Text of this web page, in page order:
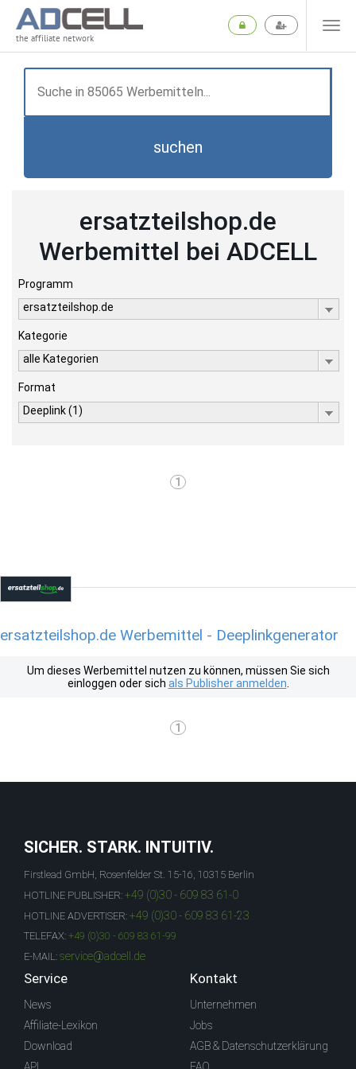
the affiliate network
suchen
ersatzteilshop.de
Werbemittel bei ADCELL
Programm
ersatzteilshop.de
Kategorie
alle Kategorien
Format
Deeplink (1)
1
ersatzteilshop.de Werbemittel - Deeplinkgenerator
Um dieses Werbemittel nutzen zu können, müssen Sie sich
einloggen oder sich als Publisher anmelden
1
SICHER. STARK. INTUITIV.
Firstlead GmbH, Rosenfelder St. 15-16, 10315 Berlin
HOTLINE PUBLISHER: +49 (0)30 - 609 83 61-0
HOTLINE ADVERTISER: +49 (0)30 - 609 83 61-23
TELEFAX: +49 (0)30 - 609 83 61-99
E-MAIL: service@adcell.de
Service
News
Affiliate-Lexikon
Download
Kontakt
Unternehmen
Jobs
AGB & Datenschutzerklärung